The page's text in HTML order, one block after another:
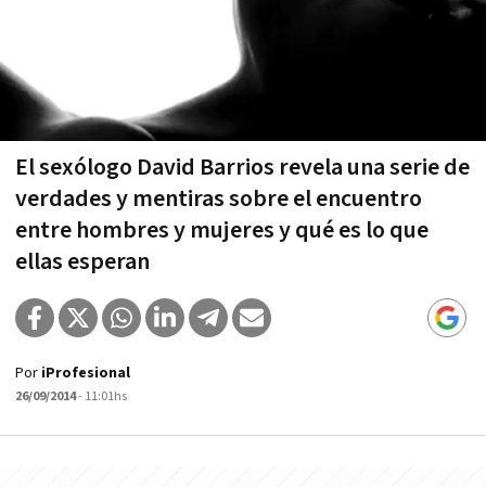
El sexólogo David Barrios revela una serie de
verdades y mentiras sobre el encuentro
entre hombres y mujeres y qué es lo que
ellas esperan
Por iProfesional
26/09/2014- 11:01hs